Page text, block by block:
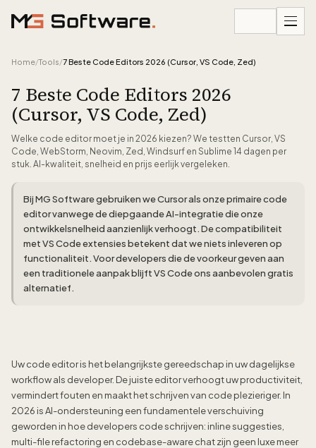
Home/Tools/7 Beste Code Editors 2026 (Cursor, VS Code, Zed)
7 Beste Code Editors 2026
(Cursor, VS Code, Zed)
Welke code editor moet je in 2026 kiezen? We testten Cursor, VS
Code, WebStorm, Neovim, Zed, Windsurf en Sublime 14 dagen per
stuk. AI-kwaliteit, snelheid en prijs eerlijk vergeleken.
Bij MG Software gebruiken we Cursor als onze primaire code
editor vanwege de diepgaande AI-integratie die onze
ontwikkelsnelheid aanzienlijk verhoogt. De compatibiliteit
met VS Code extensies betekent dat we niets inleveren op
functionaliteit. Voor developers die de voorkeur geven aan
een traditionele aanpak blijft VS Code ons aanbevolen gratis
alternatief.
Uw code editor is het belangrijkste gereedschap in uw dagelijkse
workflow als developer. De juiste editor verhoogt uw productiviteit,
vermindert fouten en maakt het schrijven van code plezieriger. In
2026 is AI-ondersteuning een fundamentele verschuiving
geworden in hoe developers code schrijven: inline suggesties,
multi-file refactoring en codebase-aware chat zijn geen luxe meer